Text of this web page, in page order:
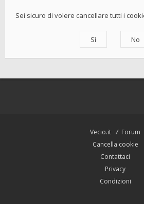
Sei sicuro di volere cancellare tutti i
Vecio.it
Forum
Cancella cookie
Contattaci
Privacy
Condizioni